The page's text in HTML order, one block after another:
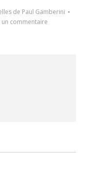
de Paul Gamberini
un commentaire